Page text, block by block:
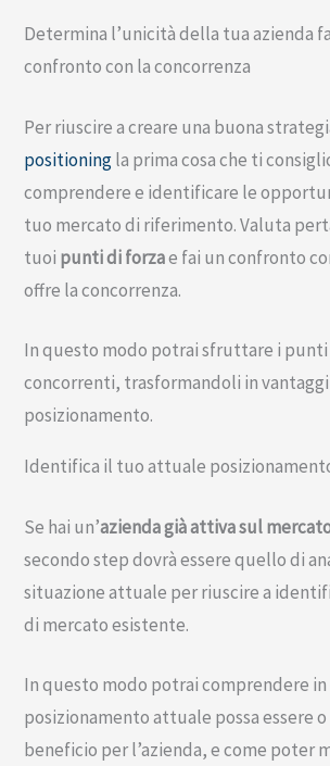
Determina l’unicità della tua azienda
confronto con la concorrenza
Per riuscire a creare una buona
positioningla prima cosa che ti
comprendere e identificare le
tuo mercato di riferimento. Valuta
tuoi punti di forzae fai un confronto
offre la concorrenza.
In questo modo potrai sfruttare i
concorrenti, trasformandoli in
posizionamento.
Identifica il tuo attuale
Se hai un’azienda già attiva sul
secondo step dovrà essere quello di
situazione attuale per riuscire a
di mercato esistente.
In questo modo potrai comprendere in
posizionamento attuale possa essere
beneficio per l’azienda, e come poter